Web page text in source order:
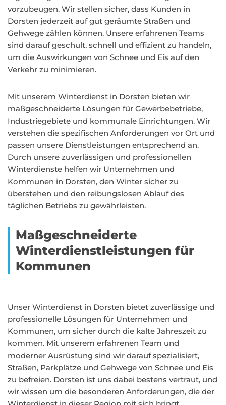
vorzubeugen. Wir stellen sicher, dass Kunden in
Dorsten jederzeit auf gut geräumte Straßen und
Gehwege zählen können. Unsere erfahrenen Teams
sind darauf geschult, schnell und effizient zu handeln,
um die Auswirkungen von Schnee und Eis auf den
Verkehr zu minimieren.
Mit unserem Winterdienst in Dorsten bieten wir
maßgeschneiderte Lösungen für Gewerbebetriebe,
Industriegebiete und kommunale Einrichtungen. Wir
verstehen die spezifischen Anforderungen vor Ort und
passen unsere Dienstleistungen entsprechend an.
Durch unsere zuverlässigen und professionellen
Winterdienste helfen wir Unternehmen und
Kommunen in Dorsten, den Winter sicher zu
überstehen und den reibungslosen Ablauf des
täglichen Betriebs zu gewährleisten.
Maßgeschneiderte
Winterdienstleistungen für
Kommunen
Unser Winterdienst in Dorsten bietet zuverlässige und
professionelle Lösungen für Unternehmen und
Kommunen, um sicher durch die kalte Jahreszeit zu
kommen. Mit unserem erfahrenen Team und
moderner Ausrüstung sind wir darauf spezialisiert,
Straßen, Parkplätze und Gehwege von Schnee und Eis
zu befreien. Dorsten ist uns dabei bestens vertraut, und
wir wissen um die besonderen Anforderungen, die der